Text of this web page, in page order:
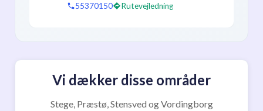
55370150
Rutevejledning
Vi dækker disse områder
Stege, Præstø, Stensved og Vordingborg